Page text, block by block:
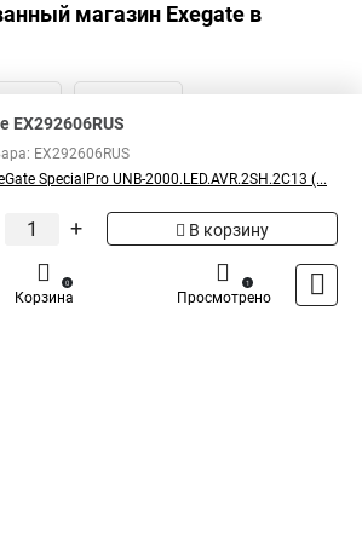
магазин Exegate в
EX292606RUS
EX292606RUS
SpecialPro UNB-2000.LED.AVR.2SH.2C13 (...
+ В корзину
Корзина
0
Просмотрено
1